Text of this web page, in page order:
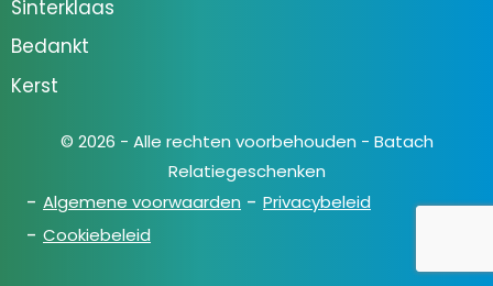
Sinterklaas
Bedankt
Kerst
© 2026 - Alle rechten voorbehouden - Batach
Relatiegeschenken
Algemene voorwaarden
Privacybeleid
Cookiebeleid